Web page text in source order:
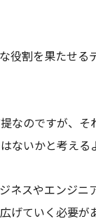
役割を果たせる
なのですが、そ
ないかと考える
ネスやエンジニ
ていく必要が